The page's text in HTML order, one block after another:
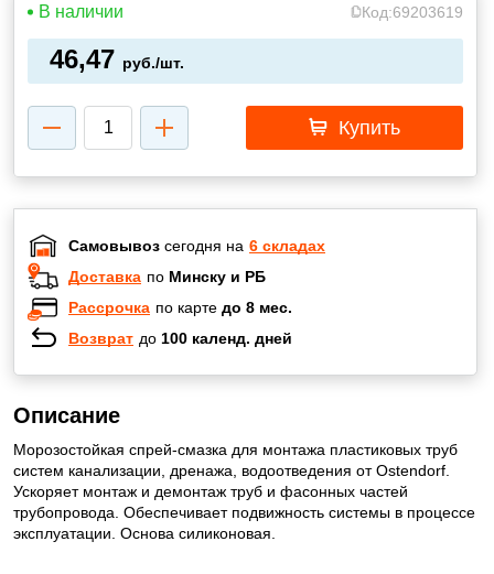
В наличии Код:69203619
46,47 руб./шт.
Купить
Самовывоз сегодня на 6 складах
Доставка по Минску и РБ
Рассрочка по карте до 8 мес.
Возврат до 100 календ. дней
Описание
Морозостойкая спрей-смазка для монтажа пластиковых труб
систем канализации, дренажа, водоотведения от Ostendorf.
Ускоряет монтаж и демонтаж труб и фасонных частей
трубопровода. Обеспечивает подвижность системы в процессе
эксплуатации. Основа силиконовая.